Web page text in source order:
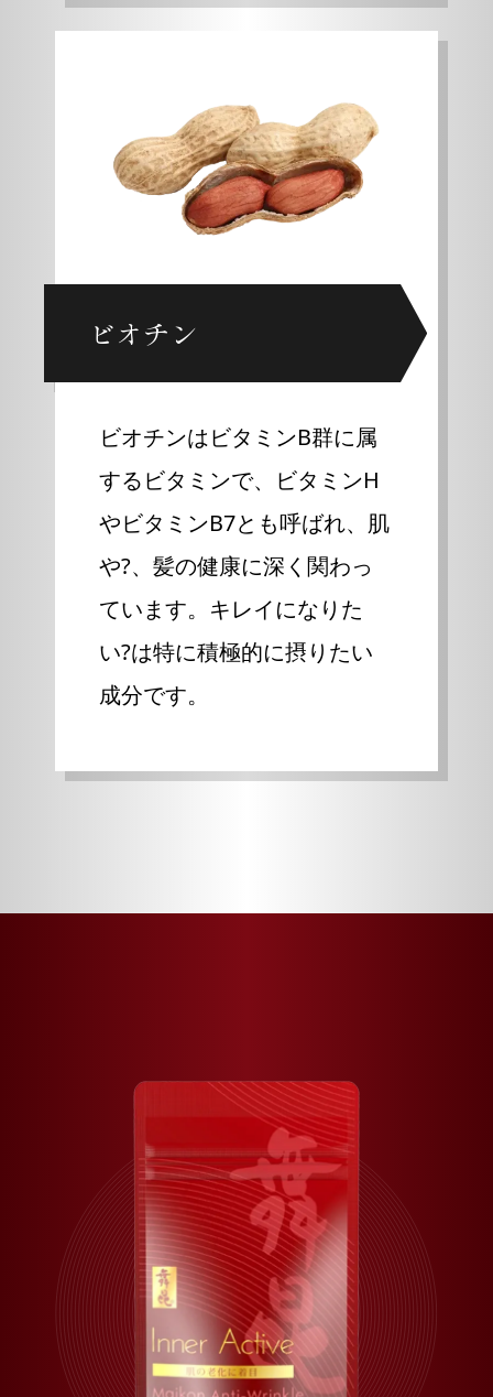
ビオチン
ビオチンはビタミンB群に属
するビタミンで、ビタミンH
やビタミンB7とも呼ばれ、肌
や?、髪の健康に深く関わっ
ています。キレイになりた
い?は特に積極的に摂りたい
成分です。